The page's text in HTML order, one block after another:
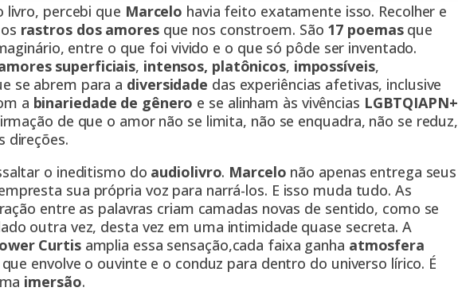
livro, percebi que Marcelo havia feito exatamente isso. Recolher e
rastros dos amoresque nos constroem. São 17 poemas que
entre o que foi vivido e o que só pôde ser inventado.
superficiais, intensos, platônicos, impossíveis,
se abrem para a diversidade das experiências afetivas, inclusive
a binariedade de gênero e se alinham às vivências LGBTQIAPN+
de que o amor não se limita, não se enquadra, não se reduz,
direções.
o ineditismo do audiolivro. Marcelo não apenas entrega seus
sua própria voz para narrá-los. E isso muda tudo. As
entre as palavras criam camadas novas de sentido, como se
outra vez, desta vez em uma intimidade quase secreta. A
Curtisamplia essa sensação,cada faixa ganha atmosfera
envolve o ouvinte e o conduz para dentro do universo lírico. É
imersão.